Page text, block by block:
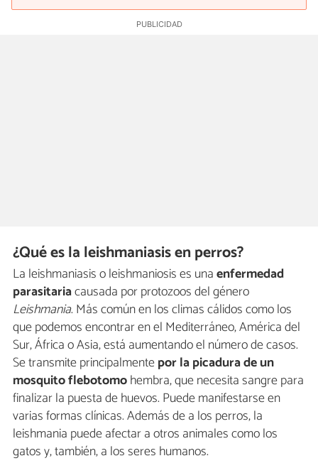
¿Qué es la leishmaniasis en perros?
La leishmaniasis o leishmaniosis es unaenfermedad
parasitariacausada por protozoos del género
Leishmania. Más común en los climas cálidos como los
que podemos encontrar en el Mediterráneo, América del
Sur, África o Asia, está aumentando el número de casos.
Se transmite principalmentepor la picadura de un
mosquitoflebotomohembra, que necesita sangre para
finalizar la puesta de huevos. Puede manifestarse en
varias formas clínicas. Además de a los perros, la
leishmania puede afectar a otros animales como los
gatos y, también, a los seres humanos.